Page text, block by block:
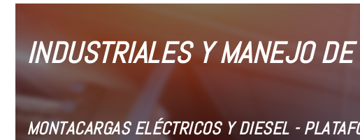
INDUSTRIALES Y MANEJO DE
MONTACARGAS ELÉCTRICOS Y DIESEL-